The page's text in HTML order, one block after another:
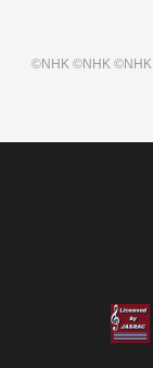
©NHK©NHK©NHK